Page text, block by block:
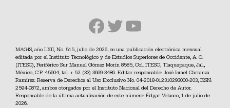
Facebook
Twitter
YouTube
MAGIS, año LXII, No. 515, julio de 2026, es una publicación electrónica mensual
editada por el Instituto Tecnológico y de Estudios Superiores de Occidente, A. C.
(ITESO), Periférico Sur Manuel Gómez Morín 8585, Col. ITESO, Tlaquepaque, Jal.,
México, C.P. 45604, tel. + 52 (33) 3669-3486. Editor responsable: José Israel Carranza
Ramírez. Reserva de Derechos al Uso Exclusivo No. 04-2018-012310293000-203, ISSN:
2594-0872, ambos otorgados por el Instituto Nacional del Derecho de Autor.
Responsable de la última actualización de este número: Édgar Velasco, 1 de julio de
2026.